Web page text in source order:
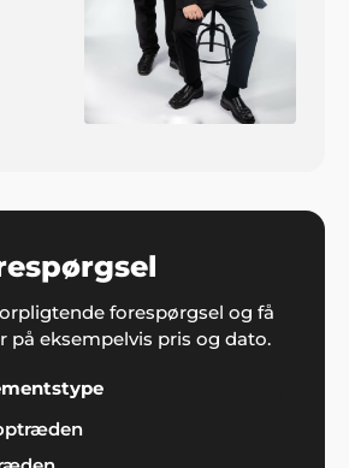
forespørgsel og få
på eksempelvis pris og dato.